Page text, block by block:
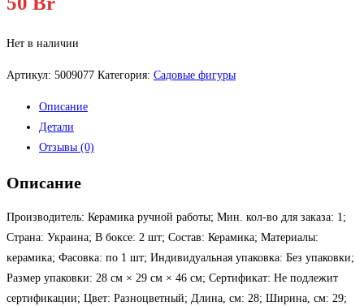
Нет в наличии
Артикул: 5009077 Категория: Садовые фигуры
Описание
Детали
Отзывы (0)
Описание
Производитель: Керамика ручной работы; Мин. кол-во для заказа: 1;
Страна: Украина; В боксе: 2 шт; Состав: Керамика; Материалы:
керамика; Фасовка: по 1 шт; Индивидуальная упаковка: Без упаковки;
Размер упаковки: 28 см × 29 см × 46 см; Сертификат: Не подлежит
сертификации; Цвет: Разноцветный; Длина, см: 28; Ширина, см: 29;